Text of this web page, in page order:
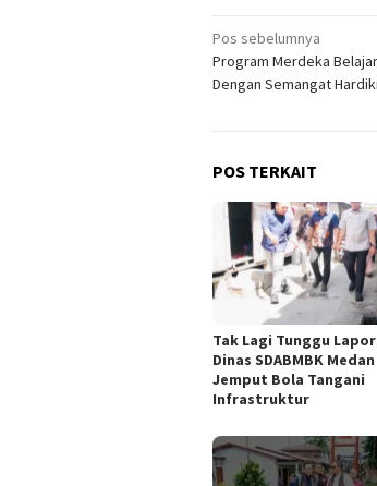
Navigasi
pos
Pos sebelumnya
Program Merdeka
Dengan Semangat
POS TERKAIT
Tak Lagi Tunggu
Dinas SDABMBK Medan
Jemput Bola Tangani
Infrastruktur